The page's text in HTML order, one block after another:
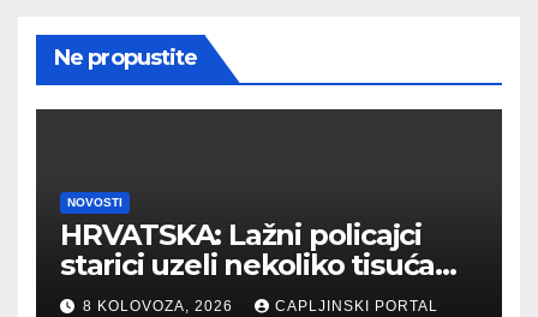
Ne propustite
NOVOSTI
HRVATSKA: Lažni policajci
starici uzeli nekoliko tisuća
eura
8 KOLOVOZA, 2026 CAPLJINSKI PORTAL